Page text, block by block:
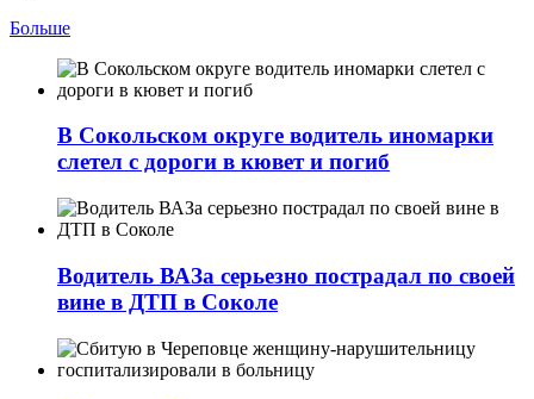
Больше
В Сокольском округе водитель иномарки
слетел с дороги в кювет и погиб
Водитель ВАЗа серьезно пострадал по своей
вине в ДТП в Соколе